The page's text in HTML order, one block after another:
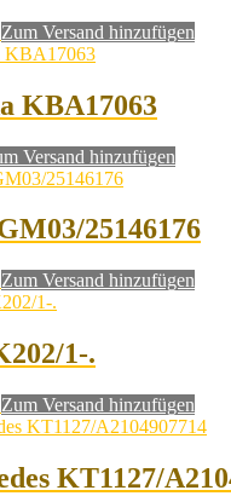
Zum Versand hinzufügen
KBA17063
Versand hinzufügen
25146176
Zum Versand hinzufügen
1-.
Zum Versand hinzufügen
KT1127/